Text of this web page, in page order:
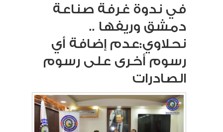
في ندوة غرفة صناعة
دمشق وريفها ..
نحلاوي:عدم إضافة أي
رسوم أخرى على رسوم
الصادرات